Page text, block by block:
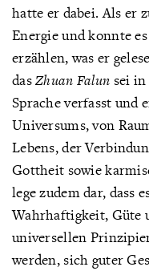
hatte er dabei. Als er
Energie und konnte
erzählen, was er
dasZhuan Falun sei
Sprache verfasst und
Universums, von
Lebens, der
Gottheit sowie
lege zudem dar, dass
Wahrhaftigkeit, Güte
universellen
werden, sich guter